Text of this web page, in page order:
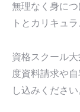
無理なく身に
トとカリキュ
資格スクール
度資料請求や
し込みください